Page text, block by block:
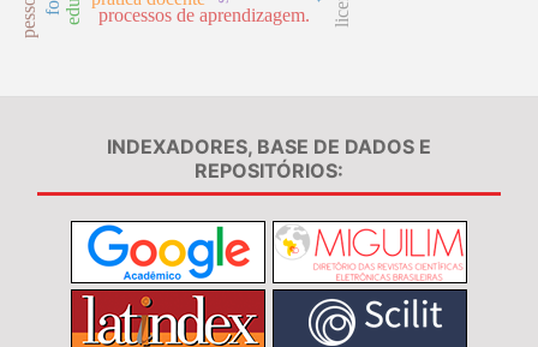
processos de aprendizagem.
INDEXADORES, BASE DE DADOS E
REPOSITÓRIOS: